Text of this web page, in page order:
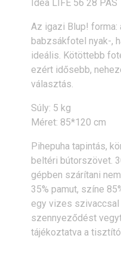
Idea LIFE 56 28 PAS
Az igazi Blup!
babzsákfotel nyak-,
ideális. Kötöttebb
ezért idősebb,
választás.
Súly: 5 kg
Méret: 85*120 cm
Pihepuha tapintás,
beltéri bútorszövet.
gépben szárítani
35% pamut, színe
egy vizes
szennyeződést
tájékoztatva a